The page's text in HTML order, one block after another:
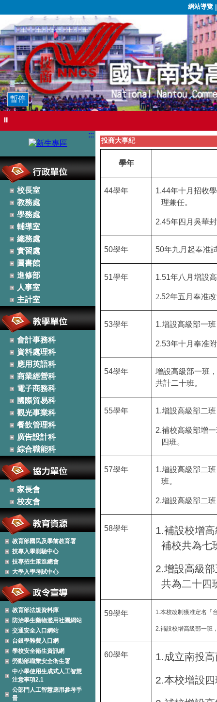
網站導覽
暫停
⏸
校長室
教務處
學務處
輔導室
總務處
實習處
圖書館
進修部
人事室
主計室
會計事務科
資料處理科
應用英語科
商業經營科
電子商務科
國際貿易科
觀光事業科
餐飲管理科
廣告設計科
綜合職能科
家長會
校友會
教育部國民及學前教育署
技專入學測驗中心
技專招生策進總會
大學入學考試中心
教育部法規資料庫
防治學生藥物濫用社團網站
交通安全入口網站
台銀學雜費入口網
學校安全衛生資訊網
勞動部職業安全衛生署
中小學使用生成式人工智慧
注意事項2.1
公部門人工智慧應用參考手
冊
:::
投商大事紀
學年
44學年 1.44年十月招收
理兼任。
2.45年四月吳華
50學年 50年九月起奉准
51學年 1.51年八月增設
2.52年五月奉准
53學年 1.增設高級部一
2.53年十月奉准
54學年
增設高級部一班
共計二十班。
55學年 1.增設高級部二
2.補校高級部增
四班。
57學年 1.增設高級部二
班。
2.增設高級部二
58學年 1.補設校增
補校共為七
2.增設高級
共為二十四
59學年 1.本校改制獲准定名「
2.補設校增高級部一班
60學年 1.成立南投
2.本校增設